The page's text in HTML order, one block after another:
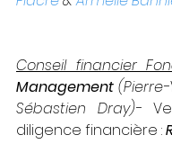
Conseil financier
Management
Sébastien Dray)-
diligence financière :